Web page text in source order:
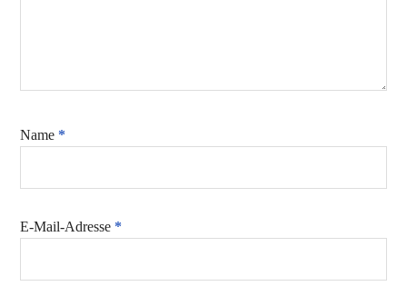
Name *
E-Mail-Adresse *